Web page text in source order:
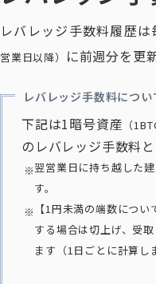
レバレッジ手数料履歴は
営業日以降）
に前週分を更
レバレッジ手数料につい
下記は1暗号資産 （
のレバレッジ手数料と
翌営業日に持ち越した
す。
【1円未満の端数につ
する場合は切上げ、受
ます （1日ごとに計算し